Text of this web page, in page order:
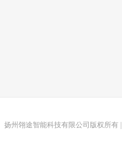
扬州翎途智能科技有限公司版权所有 |